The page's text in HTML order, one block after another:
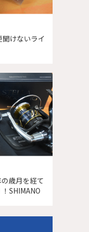
けないライ
歳月を経て
SHIMANO